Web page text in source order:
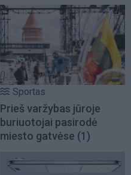
Sportas
Prieš varžybas jūroje
buriuotojai pasirodė
miesto gatvėse (1)